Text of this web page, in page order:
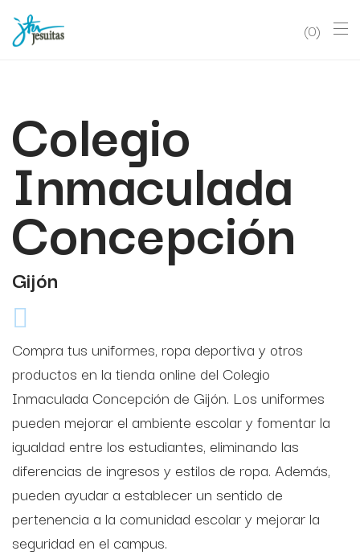
0
Colegio
Inmaculada
Concepción
Gijón
Compra tus uniformes, ropa deportiva y otros
productos en la tienda online del Colegio
Inmaculada Concepción de Gijón. Los uniformes
pueden mejorar el ambiente escolar y fomentar la
igualdad entre los estudiantes, eliminando las
diferencias de ingresos y estilos de ropa. Además,
pueden ayudar a establecer un sentido de
pertenencia a la comunidad escolar y mejorar la
seguridad en el campus.